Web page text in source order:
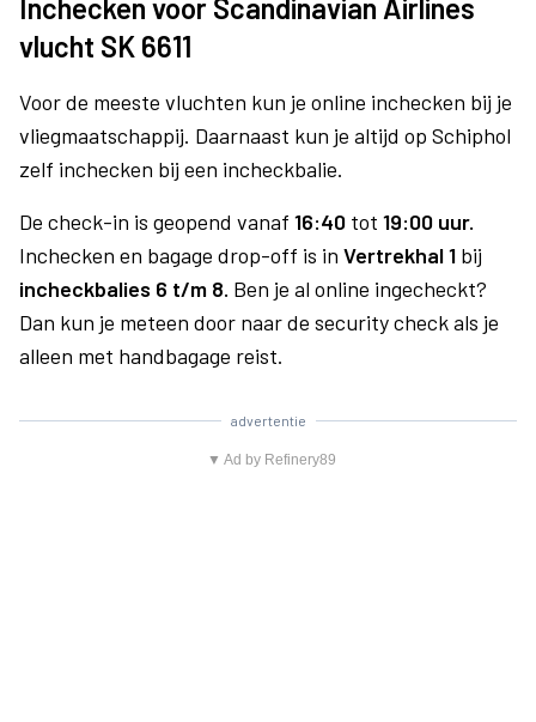
Inchecken voor Scandinavian Airlines
vlucht SK 6611
Voor de meeste vluchten kun je online inchecken bij je
vliegmaatschappij. Daarnaast kun je altijd op Schiphol
zelf inchecken bij een incheckbalie.
De check-in is geopend vanaf 16:40 tot 19:00 uur.
Inchecken en bagage drop-off is in Vertrekhal 1 bij
incheckbalies 6 t/m 8. Ben je al online ingecheckt?
Dan kun je meteen door naar de security check als je
alleen met handbagage reist.
advertentie
▼ Ad by Refinery89